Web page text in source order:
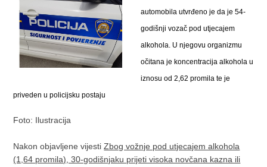
automobila utvrđeno je da je 54-
godišnji vozač pod utjecajem
alkohola. U njegovu organizmu
očitana je koncentracija alkohola u
iznosu od 2,62 promila te je
priveden u policijsku postaju
Foto: Ilustracija
Nakon objavljene vijestiZbog vožnje pod utjecajem alkohola
(1,64 promila), 30-godišnjaku prijeti visoka novčana kazna ili